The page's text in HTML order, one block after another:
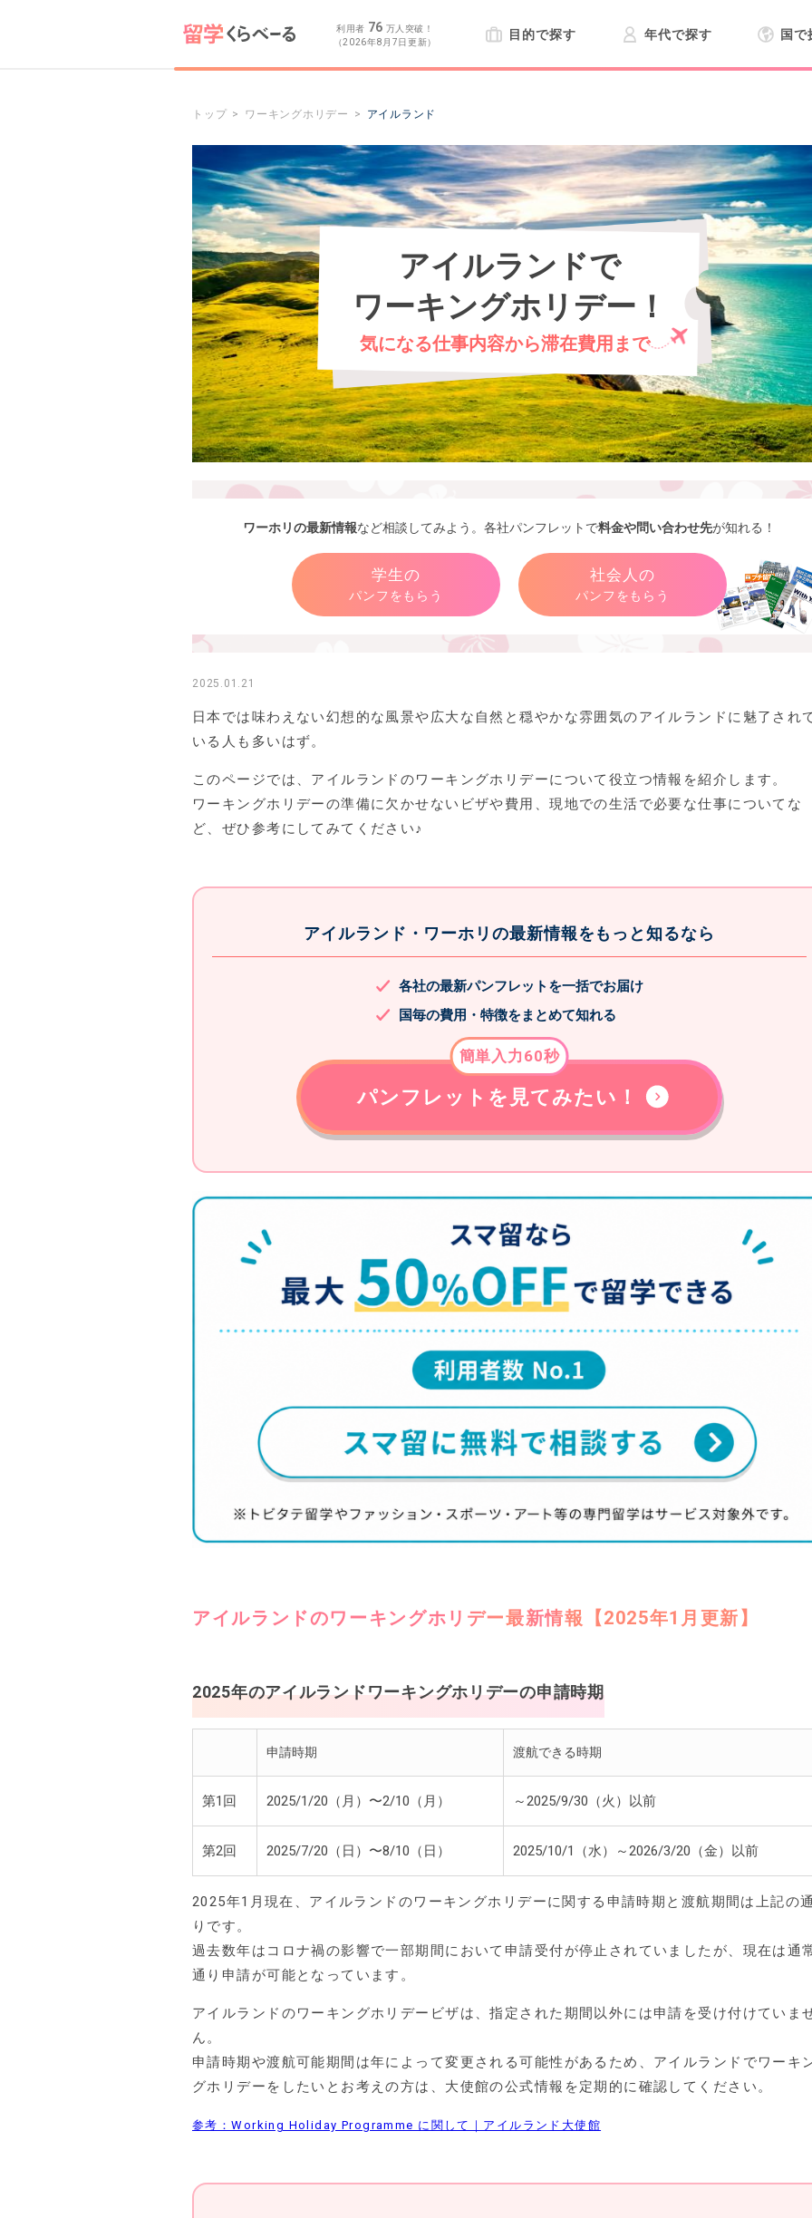
利用者 76 万人突破！
（2026年8月7日更新）
目的で探す 年代で探す 国で
トップ ワーキングホリデー アイルランド
アイルランドで
ワーキングホリデー！
気になる仕事内容から滞在費用まで
ワーホリの最新情報など相談してみよう。各社パンフレットで料金や問い合わせ先が知れる！
学生の
パンフをもらう
社会人の
パンフをもらう
2025.01.21
日本では味わえない幻想的な風景や広大な自然と穏やかな雰囲気のアイルランドに魅了され
いる人も多いはず。
このページでは、アイルランドのワーキングホリデーについて役立つ情報を紹介します。
ワーキングホリデーの準備に欠かせないビザや費用、現地での生活で必要な仕事についてな
ど、ぜひ参考にしてみてください♪
アイルランド・ワーホリの最新情報をもっと知るなら
各社の最新パンフレットを一括でお届け
国毎の費用・特徴をまとめて知れる
パンフレットを見てみたい！
簡単入力60秒
アイルランドのワーキングホリデー最新情報【2025年1月更新】
2025年のアイルランドワーキングホリデーの申請時期
申請時期 渡航できる時期
第1回 2025/1/20（月）〜2/10（月） ～2025/9/30（火）以前
第2回 2025/7/20（日）〜8/10（日） 2025/10/1（水）～2026/3/20（金）以前
2025年1月現在、アイルランドのワーキングホリデーに関する申請時期と渡航期間は上記の
りです。
過去数年はコロナ禍の影響で一部期間において申請受付が停止されていましたが、現在は通
通り申請が可能となっています。
アイルランドのワーキングホリデービザは、指定された期間以外には申請を受け付けていま
ん。
申請時期や渡航可能期間は年によって変更される可能性があるため、アイルランドでワーキ
グホリデーをしたいとお考えの方は、大使館の公式情報を定期的に確認してください。
参考：Working Holiday Programme に関して｜アイルランド大使館